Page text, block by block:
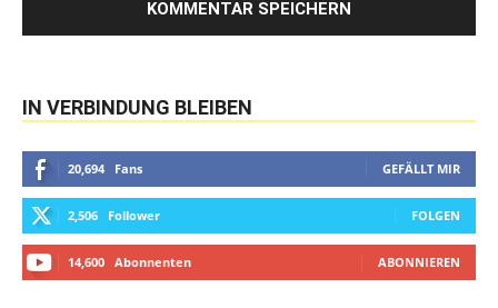
IN VERBINDUNG BLEIBEN
20,694 Fans GEFÄLLT MIR
2,506 Follower FOLGEN
14,600 Abonnenten ABONNIEREN